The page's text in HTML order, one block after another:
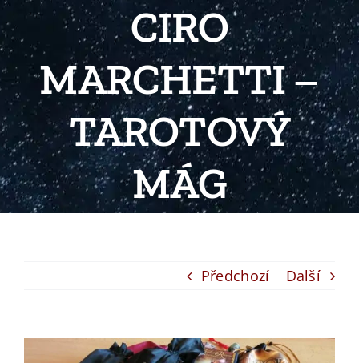
CIRO
MARCHETTI –
TAROTOVÝ
MÁG
Předchozí Další